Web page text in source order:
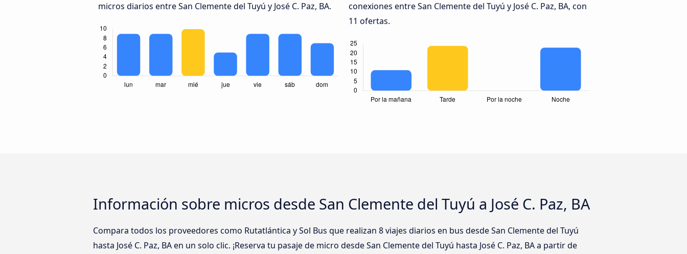
micros diarios entre San Clemente del Tuyú y José C. Paz, BA.
conexiones entre San Clemente del Tuyú y José C. Paz, BA, con
11 ofertas.
Información sobre micros desde San Clemente del Tuyú a José C. Paz, BA
Compara todos los proveedores como Rutatlántica y Sol Bus que realizan 8 viajes diarios en bus desde San Clemente del Tuyú
hasta José C. Paz, BA en un solo clic. ¡Reserva tu pasaje de micro desde San Clemente del Tuyú hasta José C. Paz, BA a partir de